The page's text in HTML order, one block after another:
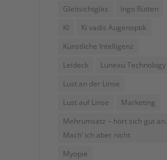
Gleitsichtglas
Ingo Rütten
KI
Ki vadis Augenoptik
Künstliche Intelligenz
Leideck
Luneau Technology
Lust an der Linse
Lust auf Linse
Marketing
Mehrumsatz – hört sich gut an.
Mach’ ich aber nicht
Myopie